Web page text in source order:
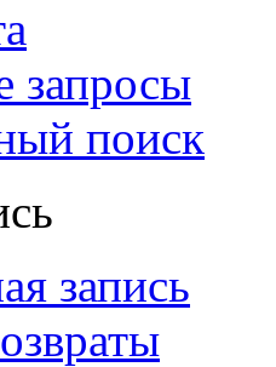
запросы
поиск
запись